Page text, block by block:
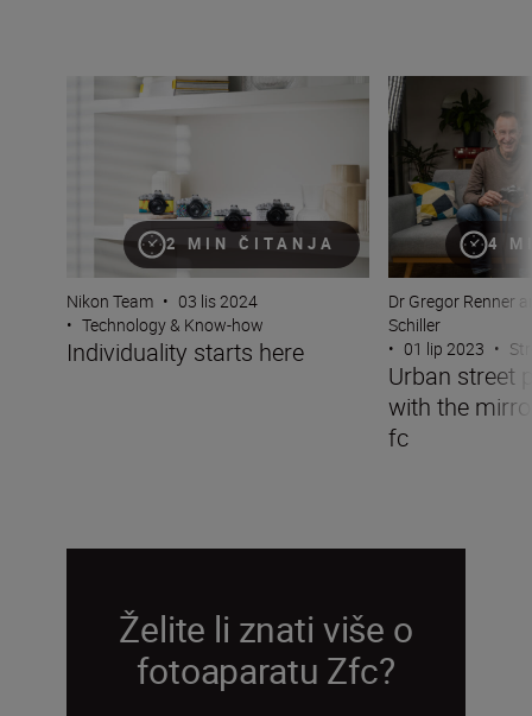
2 MIN ČITANJA
Individuality starts here
Nikon Team • 03 lis 2024
• Technology & Know-how
Individuality starts here
4
Urban street
Dr Gregor Renner
Schiller
• 01 lip 2023 •
Urban street
with the
fc
Želite li znati više o
fotoaparatu Zfc?